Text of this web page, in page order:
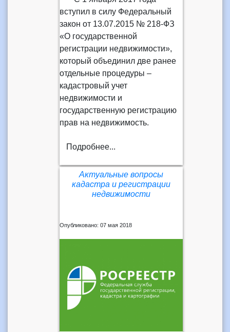
вступил в силу Федеральный
закон от 13.07.2015 № 218-ФЗ
«О государственной
регистрации недвижимости»,
который объединил две ранее
отдельные процедуры –
кадастровый учет
недвижимости и
государственную регистрацию
прав на недвижимость.
Подробнее...
Актуальные вопросы
кадастра и регистрации
недвижимости
Опубликовано: 07 мая 2018